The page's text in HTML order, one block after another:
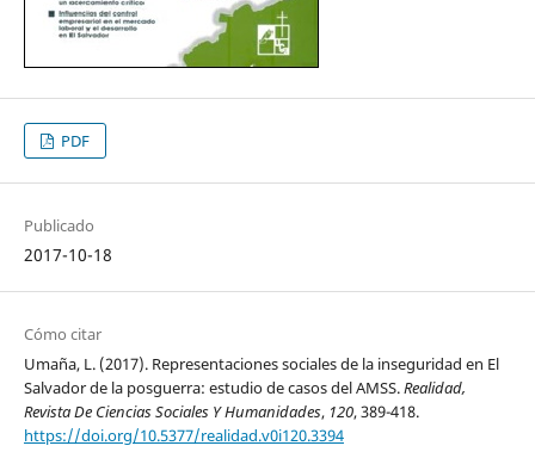
PDF
Publicado
2017-10-18
Cómo citar
Umaña, L. (2017). Representaciones sociales de la inseguridad en El
Salvador de la posguerra: estudio de casos del AMSS.Realidad,
Revista De Ciencias Sociales Y Humanidades, 120, 389-418.
https://doi.org/10.5377/realidad.v0i120.3394